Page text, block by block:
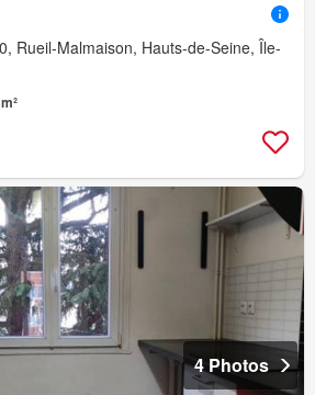
Rueil-Malmaison, Hauts-de-Seine, Île-
4 Photos